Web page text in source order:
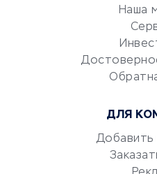
документооборот
Юридические компании
Аудиторские компании
Бухгалтерия онлайн
Наша
ДЛЯ
Добавить